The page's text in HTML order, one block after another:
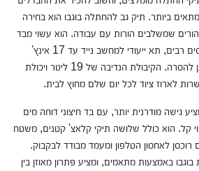
ביותר. תיק גב להחתלה בוגבו הוא בחירה
שמשלבים הורות עם עבודה. הוא עשוי מבד
ממוחזר ודוחה מים, וכולל כיסים רבים, תא ייעודי למחשב נייד עד 17 אינץ'
ומשטח החתלה מרופד שניתן להסרה. הקיבולת הנדיבה של 19 ליטר ויכולת
גישה מודרנית יותר, עם בד חיצוני דוחה מים
קל. הוא כולל שלושה תיקי קלאצ' קטנים, משטח
לאחסון הטלפון ומעמד מבודד לבקבוק.
באמצעות מתאמים, ומציע פתרון מאוזן בין